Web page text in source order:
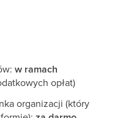
w ramach
opłat)
organizacji (który